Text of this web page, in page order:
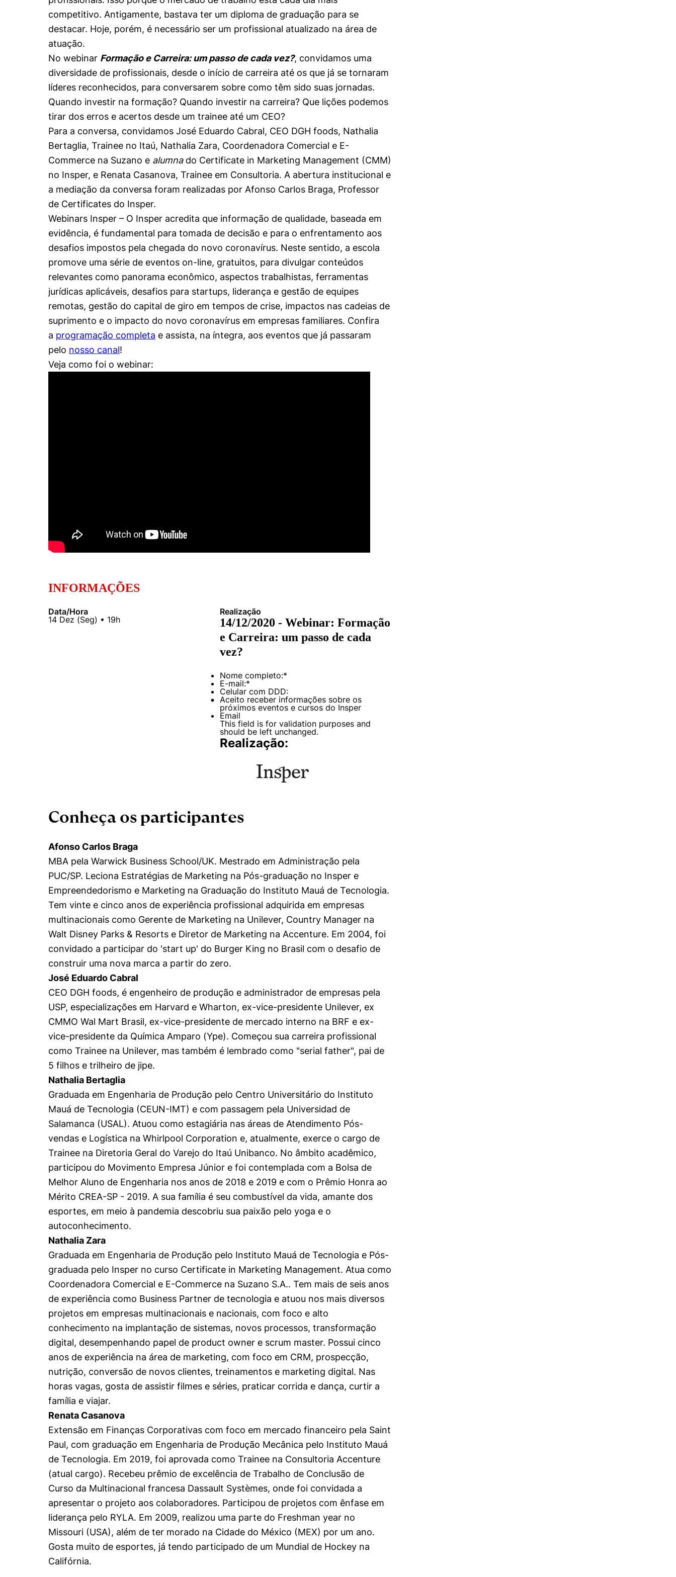
Conhecimento
Hub de Inovação e
Empreendedorismo
Women in Action
Trabalhe conosco
Sala de Imprensa
Repositório Institucional
Pesquisa na Graduação
Seminários Acadêmicos
Comitê de Ética em
Pesquisa
Instagram
Linkedin
competitivo. Antigamente, bastava ter um diploma de graduação para se
destacar. Hoje, porém, é necessário ser um profissional atualizado na área de
atuação.
No webinar Formação e Carreira: um passo de cada vez?, convidamos uma
diversidade de profissionais, desde o início de carreira até os que já se tornaram
líderes reconhecidos, para conversarem sobre como têm sido suas jornadas.
Quando investir na formação? Quando investir na carreira? Que lições podemos
tirar dos erros e acertos desde um trainee até um CEO?
Para a conversa, convidamos José Eduardo Cabral, CEO DGH foods, Nathalia
Bertaglia, Trainee no Itaú, Nathalia Zara, Coordenadora Comercial e E-
Commerce na Suzano e alumnado Certificate in Marketing Management (CMM)
no Insper, e Renata Casanova, Trainee em Consultoria. A abertura institucional e
a mediação da conversa foram realizadas por Afonso Carlos Braga, Professor
de Certificates do Insper.
Webinars Insper – O Insper acredita que informação de qualidade, baseada em
evidência, é fundamental para tomada de decisão e para o enfrentamento aos
desafios impostos pela chegada do novo coronavírus. Neste sentido, a escola
promove uma série de eventos on-line, gratuitos, para divulgar conteúdos
relevantes como panorama econômico, aspectos trabalhistas, ferramentas
jurídicas aplicáveis, desafios para startups, liderança e gestão de equipes
remotas, gestão do capital de giro em tempos de crise, impactos nas cadeias de
suprimento e o impacto do novo coronavírus em empresas familiares. Confira
a programação completa e assista, na íntegra, aos eventos que já passaram
pelo nosso canal!
Veja como foi o webinar:
INFORMAÇÕES
Data/Hora
14 Dez (Seg) • 19h
Realização
14/12/2020 - Webinar: Formação
e Carreira: um passo de cada
vez?
Nome completo:*
E-mail:*
Celular com DDD:
Aceito receber informações sobre os
próximos eventos e cursos do Insper
Email
This field is for validation purposes and
should be left unchanged.
Realização:
Conheça os participantes
Afonso Carlos Braga
MBA pela Warwick Business School/UK. Mestrado em Administração pela
PUC/SP. Leciona Estratégias de Marketing na Pós-graduação no Insper e
Empreendedorismo e Marketing na Graduação do Instituto Mauá de Tecnologia.
Tem vinte e cinco anos de experiência profissional adquirida em empresas
multinacionais como Gerente de Marketing na Unilever, Country Manager na
Walt Disney Parks & Resorts e Diretor de Marketing na Accenture. Em 2004, foi
convidado a participar do 'start up' do Burger King no Brasil com o desafio de
construir uma nova marca a partir do zero.
José Eduardo Cabral
CEO DGH foods, é engenheiro de produção e administrador de empresas pela
USP, especializações em Harvard e Wharton, ex-vice-presidente Unilever, ex
CMMO Wal Mart Brasil, ex-vice-presidente de mercado interno na BRF e ex-
vice-presidente da Química Amparo (Ype). Começou sua carreira profissional
como Trainee na Unilever, mas também é lembrado como "serial father", pai de
5 filhos e trilheiro de jipe.
Nathalia Bertaglia
Graduada em Engenharia de Produção pelo Centro Universitário do Instituto
Mauá de Tecnologia (CEUN-IMT) e com passagem pela Universidad de
Salamanca (USAL). Atuou como estagiária nas áreas de Atendimento Pós-
vendas e Logística na Whirlpool Corporation e, atualmente, exerce o cargo de
Trainee na Diretoria Geral do Varejo do Itaú Unibanco. No âmbito acadêmico,
participou do Movimento Empresa Júnior e foi contemplada com a Bolsa de
Melhor Aluno de Engenharia nos anos de 2018 e 2019 e com o Prêmio Honra ao
Mérito CREA-SP - 2019. A sua família é seu combustível da vida, amante dos
esportes, em meio à pandemia descobriu sua paixão pelo yoga e o
autoconhecimento.
Nathalia Zara
Graduada em Engenharia de Produção pelo Instituto Mauá de Tecnologia e Pós-
graduada pelo Insper no curso Certificate in Marketing Management. Atua como
Coordenadora Comercial e E-Commerce na Suzano S.A.. Tem mais de seis anos
de experiência como Business Partner de tecnologia e atuou nos mais diversos
projetos em empresas multinacionais e nacionais, com foco e alto
conhecimento na implantação de sistemas, novos processos, transformação
digital, desempenhando papel de product owner e scrum master. Possui cinco
anos de experiência na área de marketing, com foco em CRM, prospecção,
nutrição, conversão de novos clientes, treinamentos e marketing digital. Nas
horas vagas, gosta de assistir filmes e séries, praticar corrida e dança, curtir a
família e viajar.
Renata Casanova
Extensão em Finanças Corporativas com foco em mercado financeiro pela Saint
Paul, com graduação em Engenharia de Produção Mecânica pelo Instituto Mauá
de Tecnologia. Em 2019, foi aprovada como Trainee na Consultoria Accenture
(atual cargo). Recebeu prêmio de excelência de Trabalho de Conclusão de
Curso da Multinacional francesa Dassault Systèmes, onde foi convidada a
apresentar o projeto aos colaboradores. Participou de projetos com ênfase em
liderança pelo RYLA. Em 2009, realizou uma parte do Freshman year no
Missouri (USA), além de ter morado na Cidade do México (MEX) por um ano.
Gosta muito de esportes, já tendo participado de um Mundial de Hockey na
Califórnia.
Cookies estritamente necessários
Cookies de preferências de usuário